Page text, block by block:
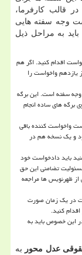
قالب کارفرما،
وجه سفته هایی
باید به مراحل ذیل
اقدام کنید. اگر هم
یازدهم واخواست را
سفته است. این برگه
های ساده انجام
واخواست کننده باقی
و یک نسخه هم در
باید دادخواست خود
تضامنی این حق
ظهرنویس ها مراجعه
در یک زمان صورت
کنید.
این خصوص باید به
عدل محور به